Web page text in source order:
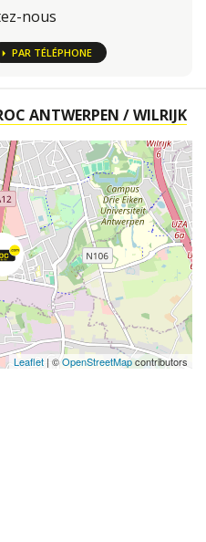
nous
PAR TÉLÉPHONE
ANTWERPEN / WILRIJK
Leaflet | ©OpenStreetMapcontributors